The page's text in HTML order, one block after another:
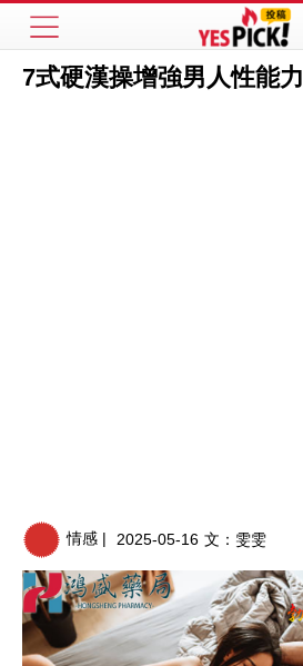
7式硬漢操增強男人性能力
情感 | 2025-05-16 文： 雯雯